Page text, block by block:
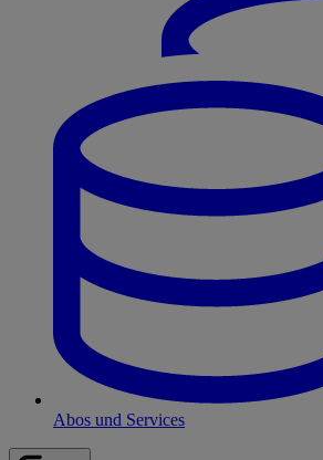
Abos und Services